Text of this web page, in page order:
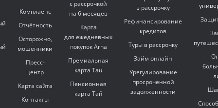
Комплаенс
Отчётность
Осторожно,
мошенники
Пресс-
центр
Карта сайта
Контакты
с рассрочкой
на 6 месяцев
Карта
для ежедневных
покупок Arna
Премиальная
карта Tau
Пенсионная
карта Tañ
в рассрочку
Рефинансирование
кредитов
Туры в рассрочку
Займ онлайн
Урегулирование
просроченной
задолженности